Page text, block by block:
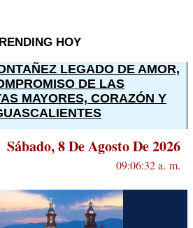
HOY
LEGADO DE AMOR,
DE LAS
MAYORES, CORAZÓN Y
Sábado, 8 De Agosto De 2026
09:06:33 a. m.